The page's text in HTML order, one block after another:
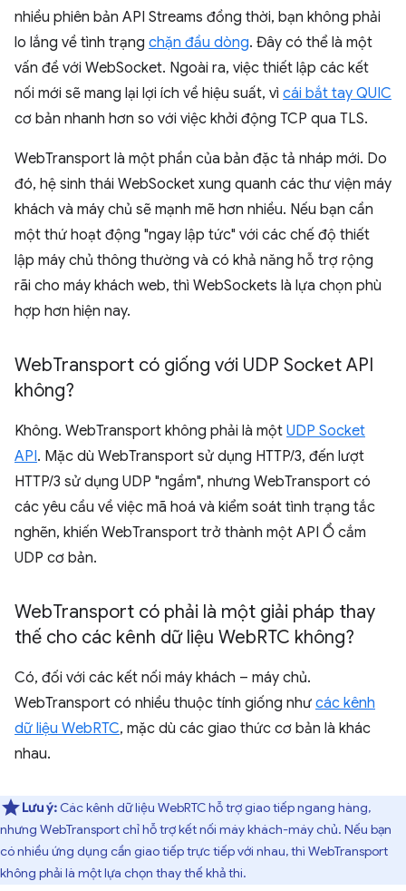
nhiều phiên bản API Streams đồng thời, bạn không phải
lo lắng về tình trạng chặn đầu dòng. Đây có thể là một
vấn đề với WebSocket. Ngoài ra, việc thiết lập các kết
nối mới sẽ mang lại lợi ích về hiệu suất, vì cái bắt tay QUIC
cơ bản nhanh hơn so với việc khởi động TCP qua TLS.
WebTransport là một phần của bản đặc tả nháp mới. Do
đó, hệ sinh thái WebSocket xung quanh các thư viện máy
khách và máy chủ sẽ mạnh mẽ hơn nhiều. Nếu bạn cần
một thứ hoạt động "ngay lập tức" với các chế độ thiết
lập máy chủ thông thường và có khả năng hỗ trợ rộng
rãi cho máy khách web, thì WebSockets là lựa chọn phù
hợp hơn hiện nay.
WebTransport có giống với UDP Socket API
không?
Không. WebTransport không phải là một UDP Socket
API. Mặc dù WebTransport sử dụng HTTP/3, đến lượt
HTTP/3 sử dụng UDP "ngầm", nhưng WebTransport có
các yêu cầu về việc mã hoá và kiểm soát tình trạng tắc
nghẽn, khiến WebTransport trở thành một API Ổ cắm
UDP cơ bản.
WebTransport có phải là một giải pháp thay
thế cho các kênh dữ liệu WebRTC không?
Có, đối với các kết nối máy khách – máy chủ.
WebTransport có nhiều thuộc tính giống như các kênh
dữ liệu WebRTC, mặc dù các giao thức cơ bản là khác
nhau.
Lưu ý: Các kênh dữ liệu WebRTC hỗ trợ giao tiếp ngang hàng,
nhưng WebTransport chỉ hỗ trợ kết nối máy khách-máy chủ. Nếu bạn
có nhiều ứng dụng cần giao tiếp trực tiếp với nhau, thì WebTransport
không phải là một lựa chọn thay thế khả thi.